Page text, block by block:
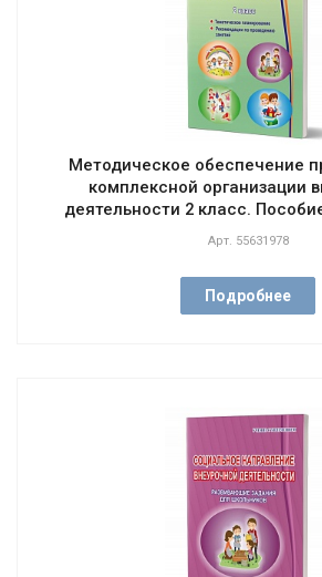
Методическое обеспечение
комплексной организации
деятельности 2 класс.
Арт. 55631978
Подробнее